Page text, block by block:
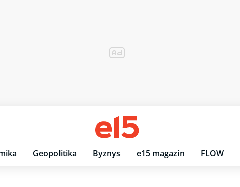
Geopolitika Byznys e15 magazín FLOW